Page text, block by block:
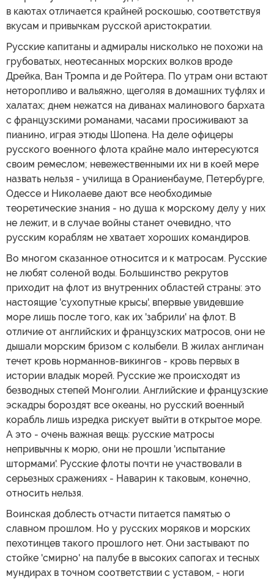
в каютах отличается крайней роскошью, соответствуя
вкусам и привычкам русской аристократии.
Русские капитаны и адмиралы нисколько не похожи на
грубоватых, неотесанных морских волков вроде
Дрейка, Ван Тромпа и де Ройтера. По утрам они встают
неторопливо и вальяжно, щеголяя в домашних туфлях и
халатах; днем нежатся на диванах малинового бархата
с французскими романами, часами просиживают за
пианино, играя этюды Шопена. На деле офицеры
русского военного флота крайне мало интересуются
своим ремеслом; невежественными их ни в коей мере
назвать нельзя - училища в Ораниенбауме, Петербурге,
Одессе и Николаеве дают все необходимые
теоретические знания - но душа к морскому делу у них
не лежит, и в случае войны станет очевидно, что
русским кораблям не хватает хороших командиров.
Во многом сказанное относится и к матросам. Русские
не любят соленой воды. Большинство рекрутов
приходит на флот из внутренних областей страны: это
настоящие 'сухопутные крысы', впервые увидевшие
море лишь после того, как их 'забрили' на флот. В
отличие от английских и французских матросов, они не
дышали морским бризом с колыбели. В жилах англичан
течет кровь норманнов-викингов - кровь первых в
истории владык морей. Русские же происходят из
безводных степей Монголии. Английские и французские
эскадры бороздят все океаны, но русский военный
корабль лишь изредка рискует выйти в открытое море.
А это - очень важная вещь: русские матросы
непривычны к морю, они не прошли 'испытание
штормами'. Русские флоты почти не участвовали в
серьезных сражениях - Наварин к таковым, конечно,
относить нельзя.
Воинская доблесть отчасти питается памятью о
славном прошлом. Но у русских моряков и морских
пехотинцев такого прошлого нет. Они застывают по
стойке 'смирно' на палубе в высоких сапогах и тесных
мундирах в точном соответствии с уставом, - ноги